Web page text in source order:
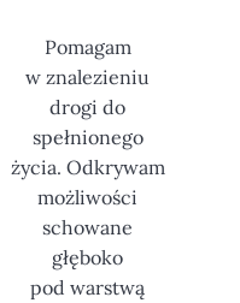
Pomagam
w znalezieniu
drogi do
spełnionego
życia. Odkrywam
możliwości
schowane
głęboko
pod warstwą